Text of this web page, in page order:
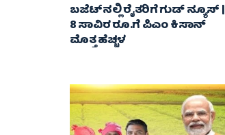
ಬಜೆಟ್‌ನಲ್ಲಿ ರೈತರಿಗೆ ಗುಡ್ ನ್ಯೂಸ್ |
8 ಸಾವಿರ ರೂ.ಗೆ ಪಿಎಂ ಕಿಸಾನ್
ಮೊತ್ತ ಹೆಚ್ಚಳ